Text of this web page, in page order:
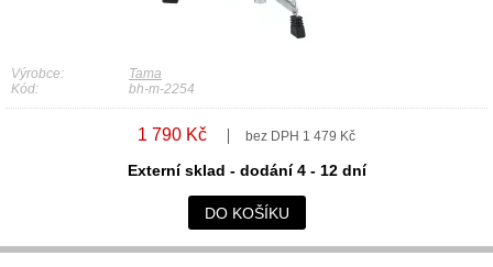
Výrobce:
Tama
Kód:
bh-m-2254
1 790 Kč bez DPH 1 479 Kč
Externí sklad - dodání 4 - 12 dní
DO KOŠÍKU